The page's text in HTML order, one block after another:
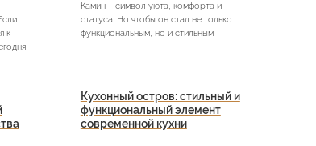
к
Камин – символ уюта, комфорта и
статуса. Но чтобы он стал не только
функциональным, но и стильным
Кухонный остров: стильный и
функциональный элемент
современной кухни